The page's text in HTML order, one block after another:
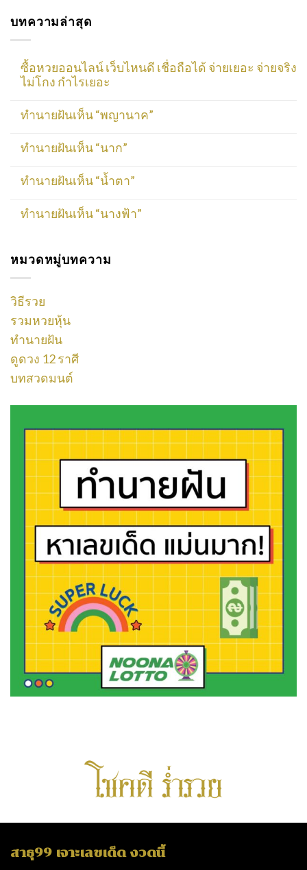
บทความล่าสุด
ซื้อหวยออนไลน์ เว็บไหนดี เชื่อถือได้ จ่ายเยอะ จ่ายจริง
ไม่โกง กำไรเยอะ
ทำนายฝันเห็น “พญานาค”
ทำนายฝันเห็น “นาก”
ทำนายฝันเห็น “น้ำตา”
ทำนายฝันเห็น “นางฟ้า”
หมวดหมู่บทความ
วิธีรวย
รวมหวยหุ้น
ทำนายฝัน
ดูดวง 12 ราศี
บทสวดมนต์
สาธุ99 เจาะเลขเด็ด งวดนี้